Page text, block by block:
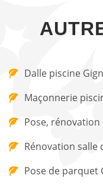
Dalle piscine
Maçonnerie
Pose, rénovation
Rénovation salle
Pose de parquet